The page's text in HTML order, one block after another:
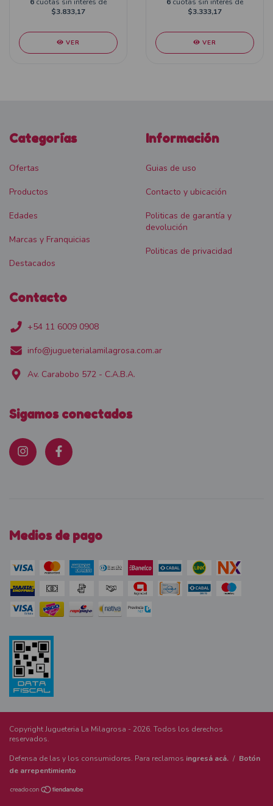
$3.833,17
VER
$3.333,17
VER
Categorías
Ofertas
Productos
Edades
Marcas y Franquicias
Destacados
Información
Guias de uso
Contacto y ubicación
Politicas de garantía y
devolución
Politicas de privacidad
Contacto
+54 11 6009 0908
info@jugueterialamilagrosa.com.ar
Av. Carabobo 572 - C.A.B.A.
Sigamos conectados
Medios de pago
Copyright Jugueteria La Milagrosa - 2026. Todos los derechos
reservados.
Defensa de las y los consumidores. Para reclamos ingresá acá. / Botón
de arrepentimiento